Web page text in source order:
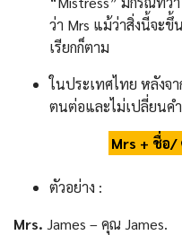
ว่า Mrs แม้ว่าสิ่งนี้จะ
เรียกก็ตาม
ในประเทศไทย หลังจ
ตนต่อและไม่เปลี่ยนค
Mrs + ชื่อ
ตัวอย่าง :
Mrs. James – คุณ James.